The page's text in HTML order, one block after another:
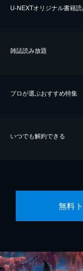
U-NEXTオリジナル書籍
雑誌読み放題
プロが選ぶおすすめ特集
いつでも解約できる
無料